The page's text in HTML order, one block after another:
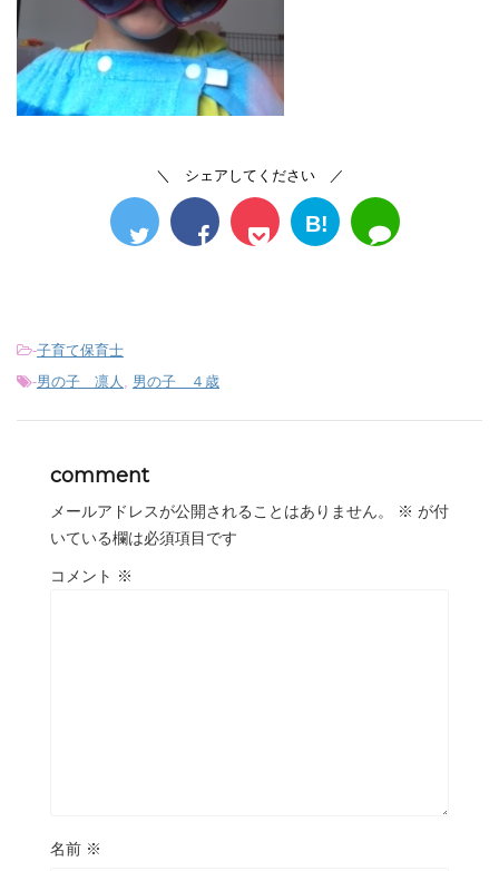
＼ シェアしてください ／
B!
-子育て保育士
-男の子 凛人 , 男の子 ４歳
comment
メールアドレスが公開されることはありません。 ※ が付
いている欄は必須項目です
コメント ※
名前 ※